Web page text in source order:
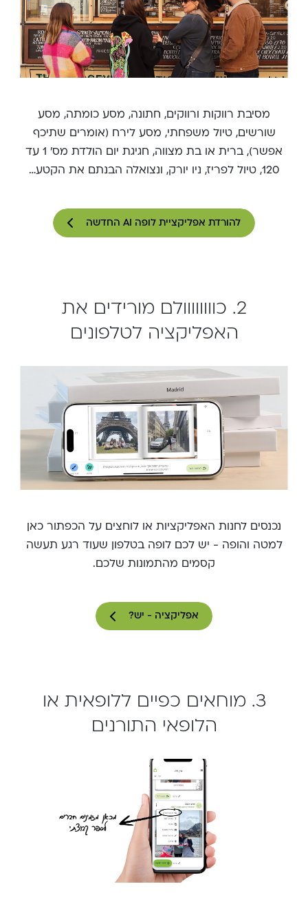
מסיבת רווקות ורווקים, חתונה, מסע כומתה, מסע
שורשים, טיול משפחתי, מסע לירח (אומרים שתיכף
אפשר), ברית או בת מצווה, חגיגת יום הולדת מס' 1 עד
120, טיול לפריז, ניו יורק, ונצואלה הבנתם את הקטע…
להורדת אפליקציית לופה AI החדשה
2. כוווווווולם מורידים את
האפליקציה לטלפונים
נכנסים לחנות האפליקציות או לוחצים על הכפתור כאן
למטה והופה - יש לכם לופה בטלפון שעוד רגע תעשה
קסמים מהתמונות שלכם.
אפליקציה - יש?
3. מוחאים כפיים ללופאית או
הלופאי התורנים